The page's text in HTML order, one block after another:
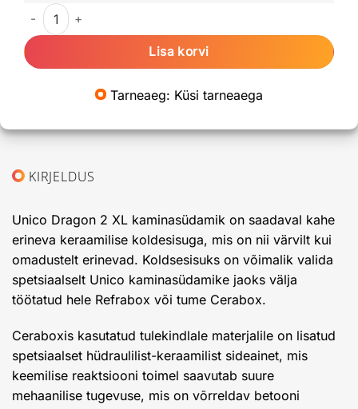
Kaminasüdamik Unico Dragon 2 XL kogus
Lisa korvi
Tarneaeg: Küsi tarneaega
KIRJELDUS
Unico Dragon 2 XL kaminasüdamik on saadaval kahe
erineva keraamilise koldesisuga, mis on nii värvilt kui
omadustelt erinevad. Koldsesisuks on võimalik valida
spetsiaalselt Unico kaminasüdamike jaoks välja
töötatud hele Refrabox või tume Cerabox.
Ceraboxis kasutatud tulekindlale materjalile on lisatud
spetsiaalset hüdraulilist-keraamilist sideainet, mis
keemilise reaktsiooni toimel saavutab suure
mehaanilise tugevuse, mis on võrreldav betooni